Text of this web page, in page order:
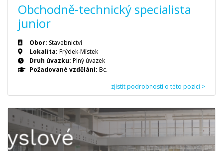
Obchodně-technický specialista
junior
Obor: Stavebnictví
Lokalita: Frýdek-Místek
Druh úvazku: Plný úvazek
Požadované vzdělání: Bc.
zjistit podrobnosti o této pozici >